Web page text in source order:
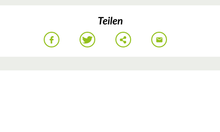
Teilen